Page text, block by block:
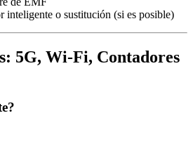
inteligente o sustitución (si es posible)
5G, Wi-Fi, Contadores